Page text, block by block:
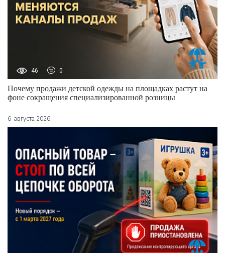
46 0
Почему продажи детской одежды на площадках растут на
фоне сокращения специализированной розницы
6 августа 2026